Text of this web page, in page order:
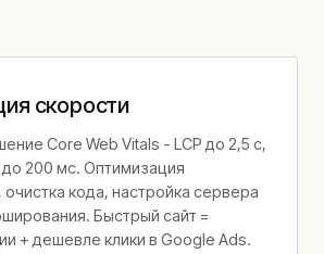
скорости
Core Web Vitals - LCP до 2,5 с,
до 200 мс. Оптимизация
кода, настройка сервера
Быстрый сайт =
+ дешевле клики в Google Ads.